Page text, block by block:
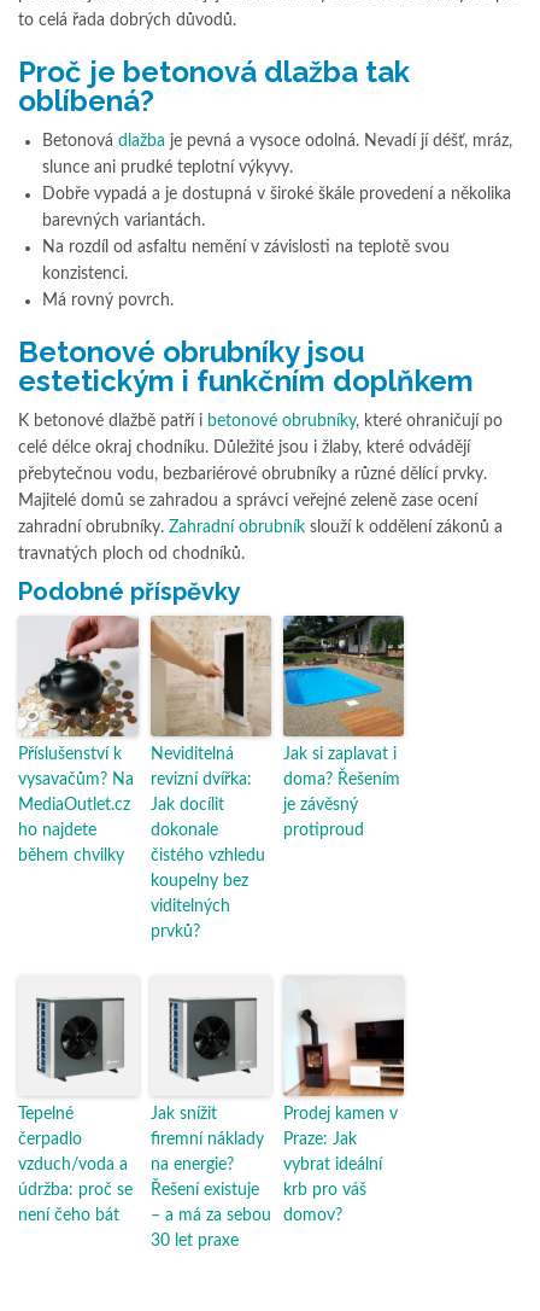
to celá řada dobrých důvodů.
Proč je betonová dlažba tak
oblíbená?
Betonová dlažba je pevná a vysoce odolná. Nevadí jí déšť, mráz,
slunce ani prudké teplotní výkyvy.
Dobře vypadá a je dostupná v široké škále provedení a několika
barevných variantách.
Na rozdíl od asfaltu nemění v závislosti na teplotě svou
konzistenci.
Má rovný povrch.
Betonové obrubníky jsou
estetickým i funkčním doplňkem
K betonové dlažbě patří i betonové obrubníky, které ohraničují po
celé délce okraj chodníku. Důležité jsou i žlaby, které odvádějí
přebytečnou vodu, bezbariérové obrubníky a různé dělící prvky.
Majitelé domů se zahradou a správci veřejné zeleně zase ocení
zahradní obrubníky. Zahradní obrubník slouží k oddělení zákonů a
travnatých ploch od chodníků.
Podobné příspěvky
Příslušenství k
vysavačům? Na
MediaOutlet.cz
ho najdete
během chvilky
Neviditelná
revizní dvířka:
Jak docílit
dokonale
čistého vzhledu
koupelny bez
viditelných
prvků?
Jak si zaplavat i
doma? Řešením
je závěsný
protiproud
Tepelné
čerpadlo
vzduch/voda a
údržba: proč se
není čeho bát
Jak snížit
firemní náklady
na energie?
Řešení existuje
– a má za sebou
30 let praxe
Prodej kamen v
Praze: Jak
vybrat ideální
krb pro váš
domov?